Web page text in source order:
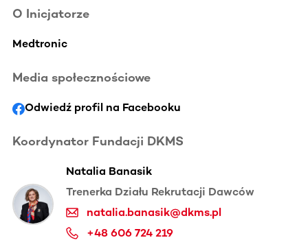
O Inicjatorze
Medtronic
Media społecznościowe
Odwiedź profil na Facebooku
Koordynator Fundacji DKMS
Natalia Banasik
Trenerka Działu Rekrutacji Dawców
natalia.banasik@dkms.pl
+48 606 724 219